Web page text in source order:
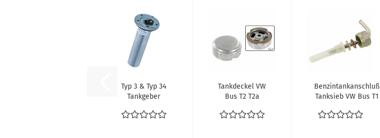
Typ 3 & Typ 34
Tankgeber
Tankdeckel VW
Bus T2 T2a
Karmann...
Benzintankanschluß
Tanksieb VW Bus T1